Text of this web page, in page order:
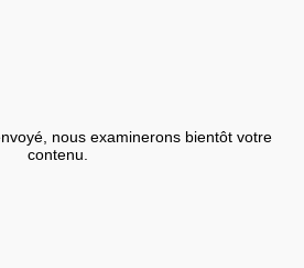
nous examinerons bientôt votre
contenu.